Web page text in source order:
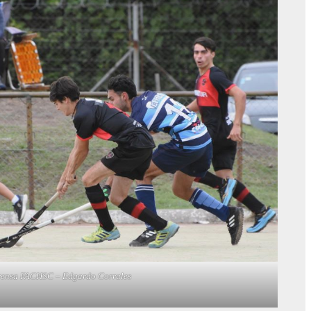
FACHSC – Edgardo Corrales